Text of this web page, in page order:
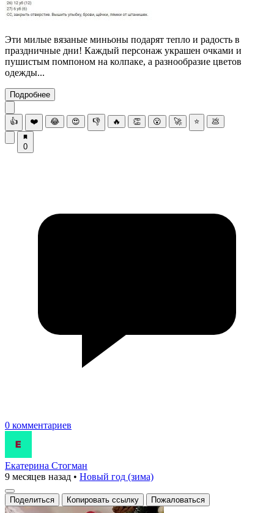
Эти милые вязаные миньоны подарят тепло и радость в
праздничные дни! Каждый персонаж украшен очками и
пушистым помпоном на колпаке, а разнообразие цветов
одежды...
Подробнее
👍 ❤️ 😂 😍 👎 🔥 👏 😮 🚀 ⭐ 💩
0
0 комментариев
Екатерина Стогман
9 месяцев назад • Новый год (зима)
Поделиться Копировать ссылку Пожаловаться